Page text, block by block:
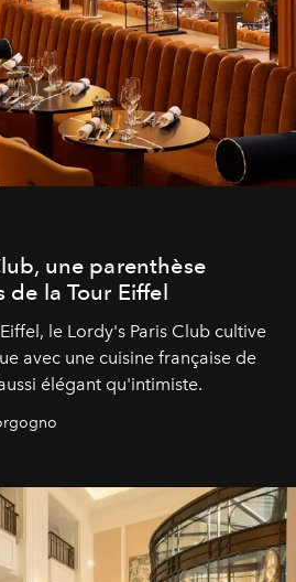
une parenthèse
de la Tour Eiffel
le Lordy's Paris Club cultive
avec une cuisine française de
élégant qu'intimiste.